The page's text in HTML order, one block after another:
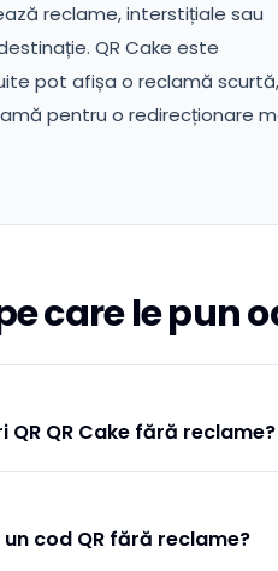
reclame, interstițiale sau
QR Cake este
pot afișa o reclamă scurtă,
pentru o redirecționare
care le pun
QR Cake fără reclame?
cod QR fără reclame?